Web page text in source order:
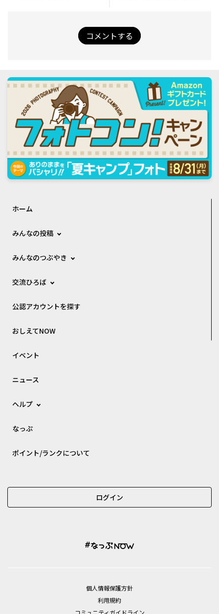
コメントする
ホーム
みんなの投稿
みんなのつぶやき
交流ひろば
公認アカウントを探す
おしえてNOW
イベント
ニュース
ヘルプ
なっぷ
ポイント/ランクについて
ログイン
個⼈情報保護⽅針
利用規約
コミュニティガイドライン